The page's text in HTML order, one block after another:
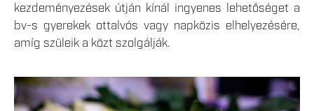
kezdeményezések útján kínál ingyenes lehetőséget a
bv-s gyerekek ottalvós vagy napközis elhelyezésére,
amíg szüleik a közt szolgálják.